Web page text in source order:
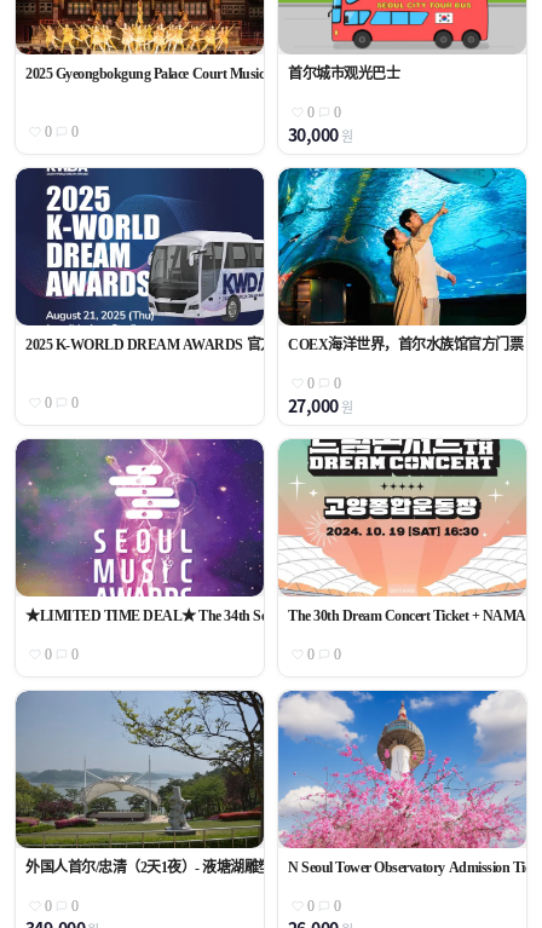
2025 Gyeongbokgung Palace Court Music Concert &lt;BalletxSujechoen&gt;ㅣExclusive
0 0
首尔城市观光巴士
0 0
30,000원
2025 K-WORLD DREAM AWARDS 官方门票
0 0
COEX海洋世界，首尔水族馆官方门票
0 0
27,000원
★LIMITED TIME DEAL★ The 34th Seoul Music AwardsㅣFLOOR Standing Tickets +
0 0
The 30th Dream Concert Ticket +
0 0
外国人首尔/忠清（2天1夜）- 液塘湖雕塑公园，鳄湾御亭公园，液塘湖日落观赏，景
0 0
N Seoul Tower Observatory Admission
0 0